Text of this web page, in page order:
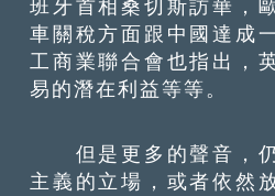
班牙首相桑切斯訪華，
車關稅方面跟中國達成
工商業聯合會也指出，
易的潛在利益等等。
但是更多的聲音，仍
主義的立場，或者依然